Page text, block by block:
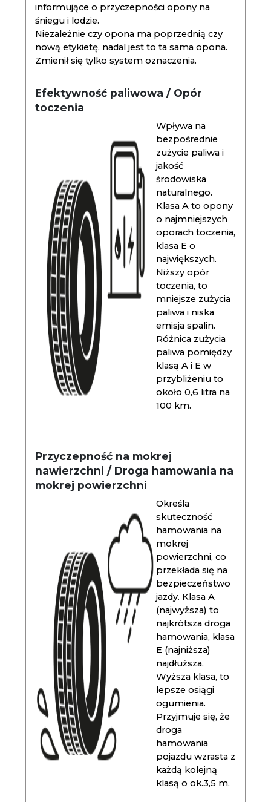
informujące o przyczepności opony na
śniegu i lodzie.
Niezależnie czy opona ma poprzednią czy
nową etykietę, nadal jest to ta sama opona.
Zmienił się tylko system oznaczenia.
Efektywność paliwowa / Opór
toczenia
Wpływa na
bezpośrednie
zużycie paliwa i
jakość
środowiska
naturalnego.
Klasa A to opony
o najmniejszych
oporach toczenia,
klasa E o
największych.
Niższy opór
toczenia, to
mniejsze zużycia
paliwa i niska
emisja spalin.
Różnica zużycia
paliwa pomiędzy
klasą A i E w
przybliżeniu to
około 0,6 litra na
100 km.
Przyczepność na mokrej
nawierzchni / Droga hamowania na
mokrej powierzchni
Określa
skuteczność
hamowania na
mokrej
powierzchni, co
przekłada się na
bezpieczeństwo
jazdy. Klasa A
(najwyższa) to
najkrótsza droga
hamowania, klasa
E (najniższa)
najdłuższa.
Wyższa klasa, to
lepsze osiągi
ogumienia.
Przyjmuje się, że
droga
hamowania
pojazdu wzrasta z
każdą kolejną
klasą o ok.3,5 m.